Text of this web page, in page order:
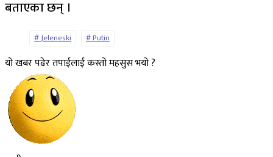
बताएका छन् ।
Jeleneski Putin
यो खबर पढेर तपाईलाई कस्तो महसुस भयो ?